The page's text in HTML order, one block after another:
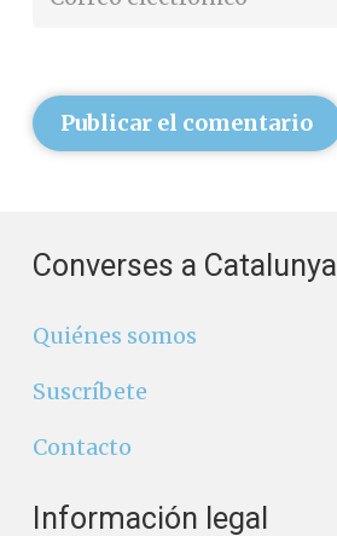
Publicar el comentario
Converses a Catalunya
Quiénes somos
Suscríbete
Contacto
Información legal